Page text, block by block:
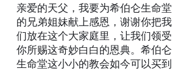
亲爱的天父，我要为希伯仑生命堂
的兄弟姐妹献上感恩，谢谢你把我
们放在这个大家庭里，让我们领受
你所赐这奇妙白白的恩典。希伯仑
生命堂这小小的教会如今可以买到